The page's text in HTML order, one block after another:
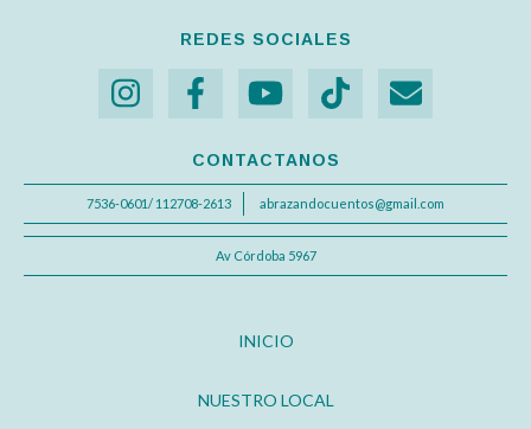
REDES SOCIALES
CONTACTANOS
7536-0601/ 112708-2613 abrazandocuentos@gmail.com
Av Córdoba 5967
INICIO
NUESTRO LOCAL